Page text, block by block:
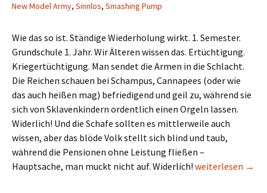
New Model Army, Sinnlos, Smashing Pump
Wie das so ist. Ständige Wiederholung wirkt. 1. Semester.
Grundschule 1. Jahr. Wir Älteren wissen das. Ertüchtigung.
Kriegertüchtigung. Man sendet die Armen in die Schlacht.
Die Reichen schauen bei Schampus, Cannapees (oder wie
das auch heißen mag) befriedigend und geil zu, während sie
sich von Sklavenkindern ordentlich einen Orgeln lassen.
Widerlich! Und die Schafe sollten es mittlerweile auch
wissen, aber das blöde Volk stellt sich blind und taub,
während die Pensionen ohne Leistung fließen –
Hauptsache, man muckt nicht auf. Widerlich! Ertüchtigt euch
weiterlesen →